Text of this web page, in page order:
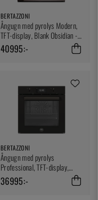
BERTAZZONI
Ångugn med pyrolys Modern,
TFT-display, Blank Obsidian -
Bertazzoni
40995:-
BERTAZZONI
Ångugn med pyrolys
Professional, TFT-display,
Carbonio - Bertazzoni
36995:-